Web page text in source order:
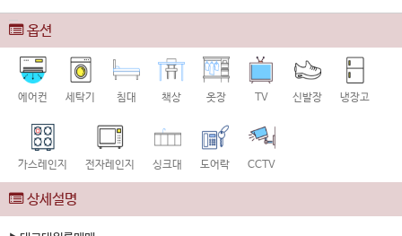
옵션
에어컨 세탁기 침대 책상 옷장 TV 신발장 냉장고
가스레인지 전자레인지 싱크대 도어락 CCTV
상세설명